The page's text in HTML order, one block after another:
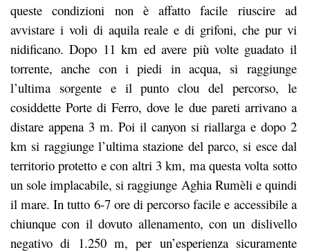
queste condizioni non è affatto facile riuscire ad
avvistare i voli di aquila reale e di grifoni, che pur vi
nidificano. Dopo 11 km ed avere più volte guadato il
torrente, anche con i piedi in acqua, si raggiunge
l’ultima sorgente e il punto clou del percorso, le
cosiddette Porte di Ferro, dove le due pareti arrivano a
distare appena 3 m. Poi il canyon si riallarga e dopo 2
km si raggiunge l’ultima stazione del parco, si esce dal
territorio protetto e con altri 3 km, ma questa volta sotto
un sole implacabile, si raggiunge Aghia Rumèli e quindi
il mare. In tutto 6-7 ore di percorso facile e accessibile a
chiunque con il dovuto allenamento, con un dislivello
negativo di 1.250 m, per un’esperienza sicuramente